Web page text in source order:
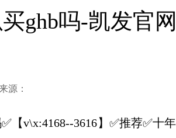
ghb吗-凯发官
源：
【v\x:4168--3616】✅推荐✅